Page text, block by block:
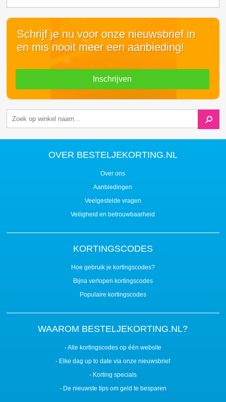
Schrijf je nu voor onze nieuwsbrief in
en mis nooit meer een aanbieding!
Inschrijven
OVER BESTELJEKORTING.NL
Over ons
Aanbiedingen
Veelgestelde vragen
Veiligheid en betrouwbaarheid
KORTINGSCODES
Hoe gebruik je kortingscodes?
Bijna verlopen kortingscodes
Populaire kortingscodes
WAAROM BESTELJEKORTING.NL?
- Alle kortingscodes op één website
- Elke dag up to date via onze nieuwsbrief
- Korting specials
- De nieuwste tips om geld te besparen